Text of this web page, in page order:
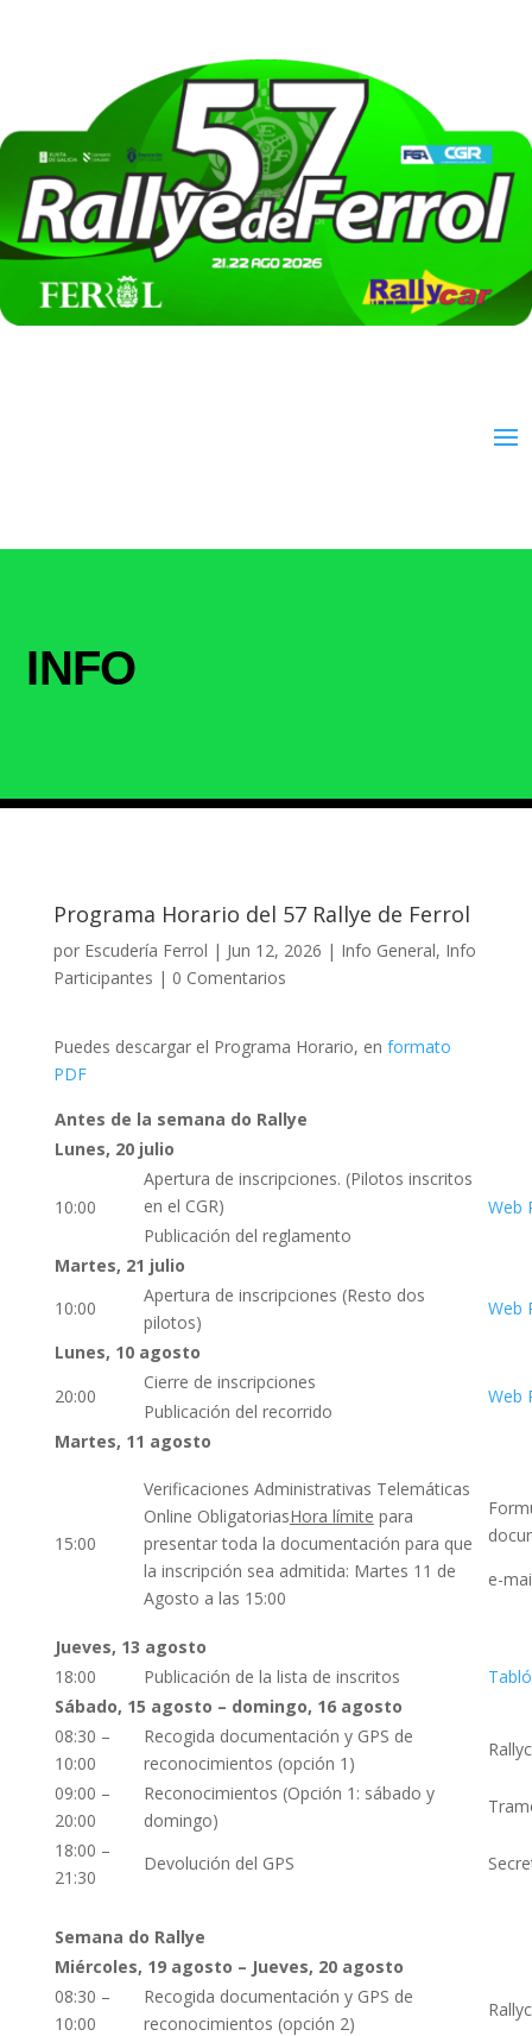
INFO
Programa Horario del 57 Rallye de Ferrol
por Escudería Ferrol | Jun 12, 2026 | Info General, Info
Participantes | 0 Comentarios
Puedes descargar el Programa Horario, en formato
PDF
Antes de la semana do Rallye
Lunes, 20 julio
10:00
Apertura de inscripciones. (Pilotos inscritos
en el CGR)
Web
Publicación del reglamento
Martes, 21 julio
10:00
Apertura de inscripciones (Resto dos
pilotos)
Web
Lunes, 10 agosto
20:00
Cierre de inscripciones
Web
Publicación del recorrido
Martes, 11 agosto
15:00
Verificaciones Administrativas Telemáticas
Online ObligatoriasHora límite para
presentar toda la documentación para que
la inscripción sea admitida: Martes 11 de
Agosto a las 15:00
e-
Jueves, 13 agosto
18:00
Publicación de la lista de inscritos
Sábado, 15 agosto – domingo, 16 agosto
08:30 –
10:00
Recogida documentación y GPS de
reconocimientos (opción 1)
09:00 –
20:00
Reconocimientos (Opción 1: sábado y
domingo)
18:00 –
21:30
Devolución del GPS
Semana do Rallye
Miércoles, 19 agosto – Jueves, 20 agosto
08:30 –
10:00
Recogida documentación y GPS de
reconocimientos (opción 2)